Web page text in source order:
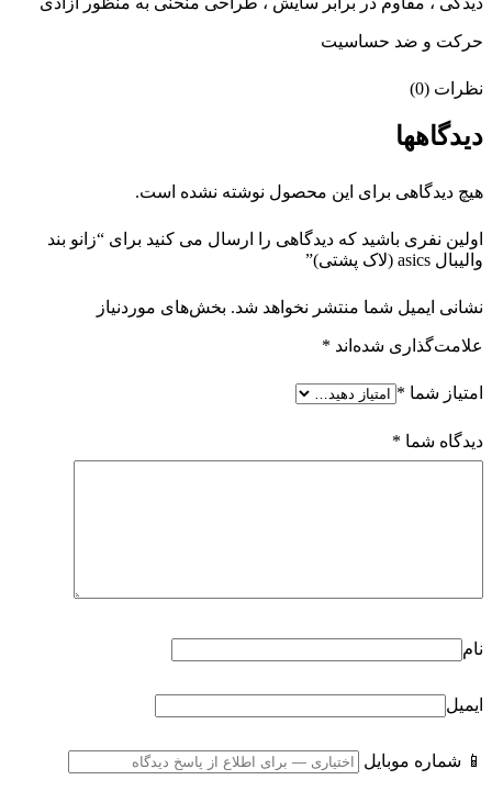
حرکت و ضد حساسیت
نظرات (0)
دیدگاهها
هیچ دیدگاهی برای این محصول نوشته نشده است.
اولین نفری باشید که دیدگاهی را ارسال می کنید برای “زانو بند
والیبال asics (لاک پشتی)”
نشانی ایمیل شما منتشر نخواهد شد. بخش‌های موردنیاز
علامت‌گذاری شده‌اند *
امتیاز شما *
دیدگاه شما *
نام
ایمیل
📱 شماره موبایل